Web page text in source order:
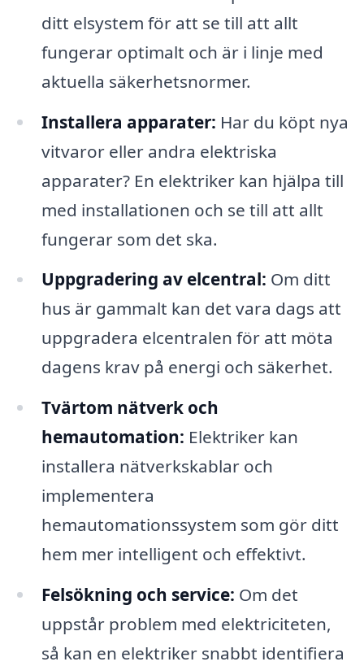
ditt elsystem för att se till att allt
fungerar optimalt och är i linje med
aktuella säkerhetsnormer.
Installera apparater: Har du köpt nya
vitvaror eller andra elektriska
apparater? En elektriker kan hjälpa till
med installationen och se till att allt
fungerar som det ska.
Uppgradering av elcentral: Om ditt
hus är gammalt kan det vara dags att
uppgradera elcentralen för att möta
dagens krav på energi och säkerhet.
Tvärtom nätverk och
hemautomation: Elektriker kan
installera nätverkskablar och
implementera
hemautomationssystem som gör ditt
hem mer intelligent och effektivt.
Felsökning och service: Om det
uppstår problem med elektriciteten,
så kan en elektriker snabbt identifiera